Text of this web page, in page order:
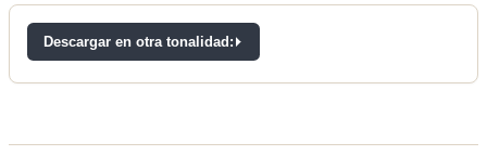
Descargar en otra tonalidad: